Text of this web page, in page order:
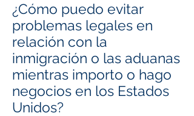
¿Cómo puedo evitar
problemas legales en
relación con la
inmigración o las aduanas
mientras importo o hago
negocios en los Estados
Unidos?